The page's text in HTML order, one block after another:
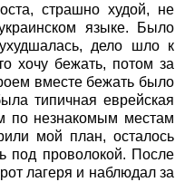
страшно худой, не
языке. Было
дело шло к
хочу бежать, потом за
вместе бежать было
типичная еврейская
по незнакомым местам
мой план, осталось
под проволокой. После
лагеря и наблюдал за